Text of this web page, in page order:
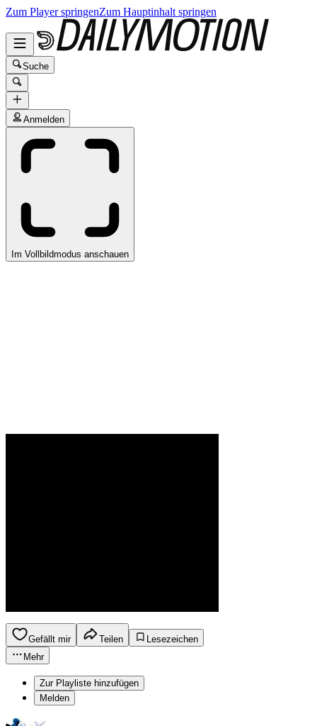
Zum Player springenZum Hauptinhalt springen
Suche
Anmelden
Im Vollbildmodus anschauen
Gefällt mir Teilen
Lesezeichen
Mehr
Zur Playliste hinzufügen
Melden